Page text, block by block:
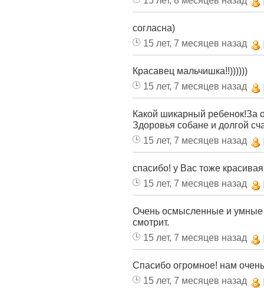
согласна)
15 лет, 7 месяцев назад
Красавец мальчишка!!))))))
15 лет, 7 месяцев назад
Какой шикарный ребенок!За
Здоровья собане и долгой
15 лет, 7 месяцев назад
спасибо! у Вас тоже
15 лет, 7 месяцев назад
Очень осмысленные и умные
смотрит.
15 лет, 7 месяцев назад
Спасибо огромное! нам
15 лет, 7 месяцев назад